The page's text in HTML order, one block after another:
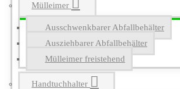
Mülleimer
Ausschwenkbarer Abfallbehälter
Ausziehbarer Abfallbehälter
Mülleimer freistehend
Handtuchhalter